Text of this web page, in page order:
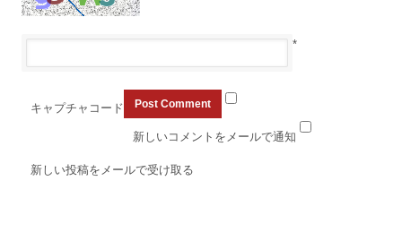
キャプチャコード
*
新しいコメントをメールで通知
新しい投稿をメールで受け取る